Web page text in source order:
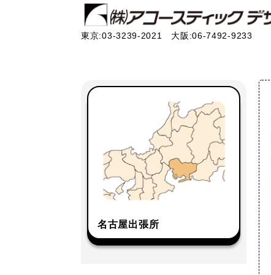
東京:03-3239-2021 大阪:06-7492-9233
名古屋出張所